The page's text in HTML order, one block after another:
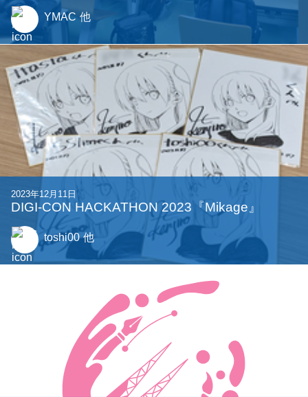
YMAC 他
2023年12月11日
DIGI-CON HACKATHON 2023『Mikage』
toshi00 他